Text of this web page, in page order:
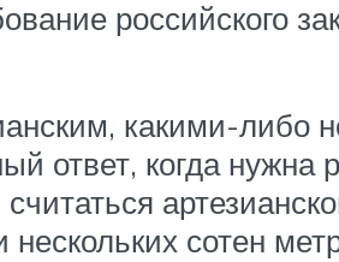
российского
какими-
ответ, когда нужна
сотен